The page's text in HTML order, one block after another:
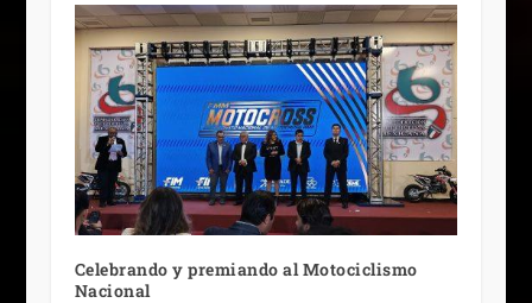
Celebrando y premiando al Motociclismo
Nacional